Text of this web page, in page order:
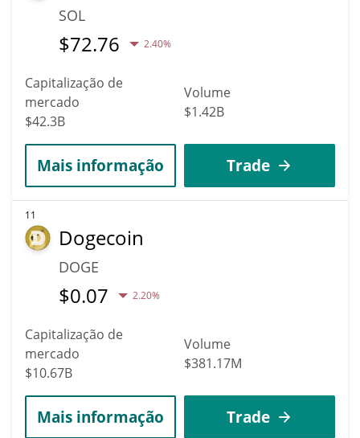
SOL
$72.76 2.40%
Capitalização de
mercado
$42.3B
Volume
$1.42B
Mais informação Trade
11
Dogecoin
DOGE
$0.07 2.20%
Capitalização de
mercado
$10.67B
Volume
$381.17M
Mais informação Trade